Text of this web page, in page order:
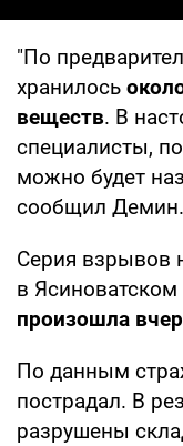
"По
хранилось
веществ. В
специалисты,
можно будет
сообщил Демин.
Серия взрывов
в
произошла
По данным
пострадал. В
разрушены